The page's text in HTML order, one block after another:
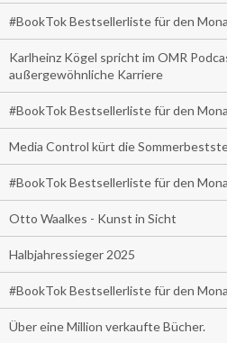
#BookTok Bestsellerliste für den
Karlheinz Kögel spricht im OMR
außergewöhnliche Karriere
#BookTok Bestsellerliste für den
Media Control kürt die
#BookTok Bestsellerliste für den
Otto Waalkes - Kunst in Sicht
Halbjahressieger 2025
#BookTok Bestsellerliste für den
Über eine Million verkaufte Bücher.